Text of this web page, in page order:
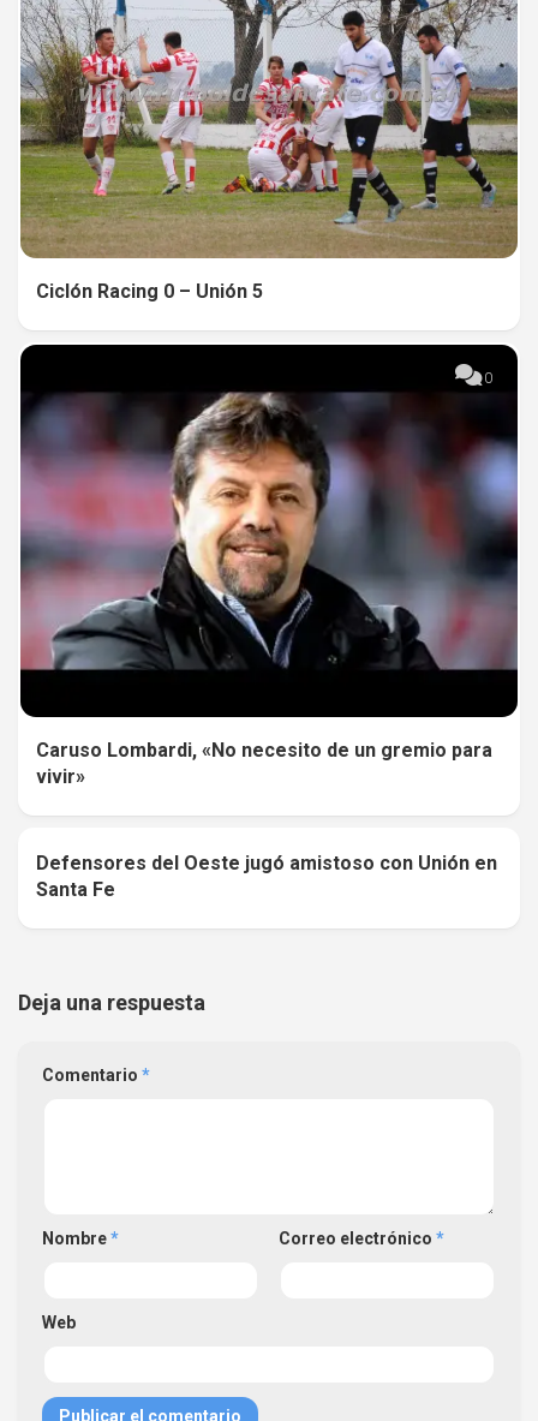
Ciclón Racing 0 – Unión 5
0
Caruso Lombardi, «No necesito de un gremio para
vivir»
0
Defensores del Oeste jugó amistoso con Unión en
Santa Fe
Deja una respuesta
Comentario *
Nombre* Correo electrónico *
Web